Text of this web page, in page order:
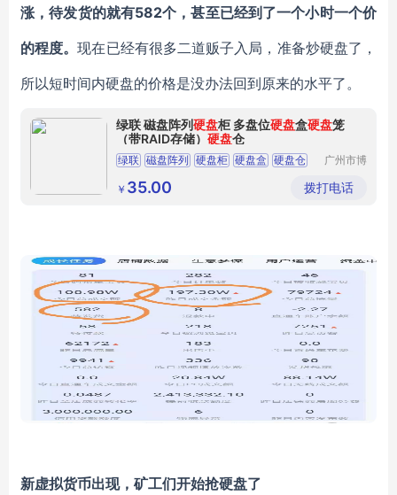
涨，待发货的就有582个，甚至已经到了一个小时一个价
的程度。现在已经有很多二道贩子入局，准备炒硬盘了，
所以短时间内硬盘的价格是没办法回到原来的水平了。
绿联 磁盘阵列硬盘柜 多盘位硬盘盒硬盘笼
（带RAID存储） 硬盘仓
绿联 磁盘阵列 硬盘柜 硬盘盒 硬盘仓
广州市博
限公司
￥ 35.00 拨打电话
新虚拟货币出现，矿工们开始抢硬盘了